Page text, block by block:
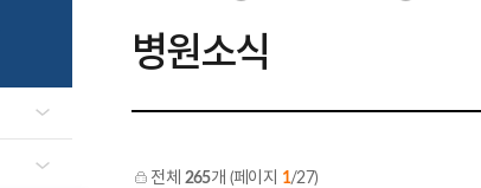
병원소식
전체 265개 (페이지 1/27)